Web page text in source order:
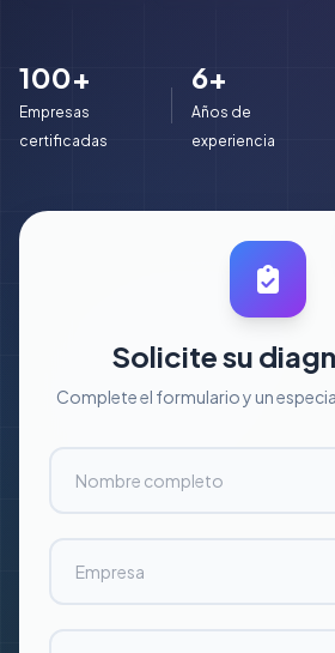
100+
Empresas
certificadas
6+
Años de
experiencia
Solicite su
Complete el formulario y un